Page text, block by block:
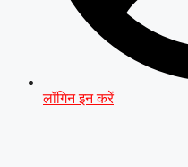
लॉगिन इन करें